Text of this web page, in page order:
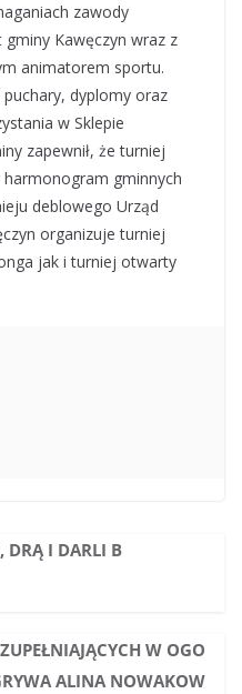
zawody
Kawęczyn wraz z
animatorem sportu.
dyplomy oraz
w Sklepie
zapewnił, że turniej
harmonogram gminnych
deblowego Urząd
organizuje turniej
jak i turniej otwarty
DRĄ I DARLI B
W OGO
ALINA NOWAKOW